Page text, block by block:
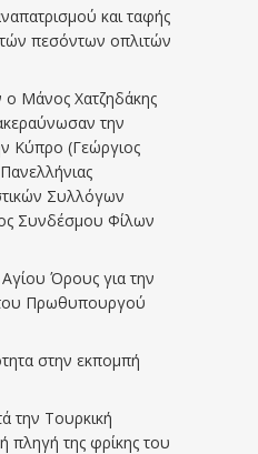
και ταφής
πεσόντων οπλιτών
Μάνος Χατζηδάκης
την
Κύπρο (Γεώργιος
Συλλόγων
Συνδέσμου Φίλων
Όρους για την
Πρωθυπουργού
στην εκπομπή
την Τουρκική
πληγή της φρίκης του